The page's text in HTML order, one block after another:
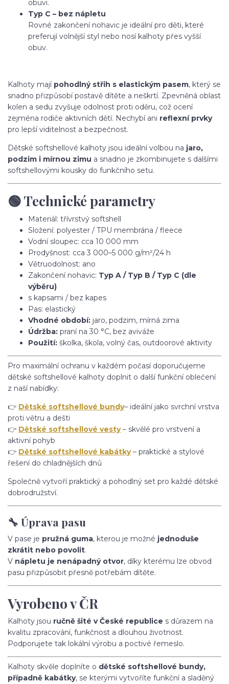
obuvi.
Typ C – bez nápletu
Rovné zakončení nohavic je ideální pro děti, které
preferují volnější styl nebo nosí kalhoty přes vyšší
obuv.
Kalhoty mají pohodlný střih s elastickým pasem, který se
snadno přizpůsobí postavě dítěte a neškrtí. Zpevněná oblast
kolen a sedu zvyšuje odolnost proti oděru, což ocení
zejména rodiče aktivních dětí. Nechybí ani reflexní prvky
pro lepší viditelnost a bezpečnost.
Dětské softshellové kalhoty jsou ideální volbou na jaro,
podzim i mírnou zimu a snadno je zkombinujete s dalšími
softshellovými kousky do funkčního setu.
🟢 Technické parametry
Materiál: třívrstvý softshell
Složení: polyester / TPU membrána / fleece
Vodní sloupec: cca 10 000 mm
Prodyšnost: cca 3 000–5 000 g/m²/24 h
Větruodolnost: ano
Zakončení nohavic: Typ A / Typ B / Typ C (dle
výběru)
s kapsami / bez kapes
Pas: elastický
Vhodné období: jaro, podzim, mírná zima
Údržba: praní na 30 °C, bez aviváže
Použití: školka, škola, volný čas, outdoorové aktivity
Pro maximální ochranu v každém počasí doporučujeme
dětské softshellové kalhoty doplnit o další funkční oblečení
z naší nabídky:
👉 Dětské softshellové bundy– ideální jako svrchní vrstva
proti větru a dešti
👉 Dětské softshellové vesty– skvělé pro vrstvení a
aktivní pohyb
👉 Dětské softshellové kabátky– praktické a stylové
řešení do chladnějších dnů
Společně vytvoří praktický a pohodlný set pro každé dětské
dobrodružství.
🔧 Úprava pasu
V pase je pružná guma, kterou je možné jednoduše
zkrátit nebo povolit.
V nápletu je nenápadný otvor, díky kterému lze obvod
pasu přizpůsobit přesně potřebám dítěte.
Vyrobeno v ČR
Kalhoty jsou ručně šité v České republice s důrazem na
kvalitu zpracování, funkčnost a dlouhou životnost.
Podporujete tak lokální výrobu a poctivé řemeslo.
Kalhoty skvěle doplníte o dětské softshellové bundy,
případně kabátky, se kterými vytvoříte funkční a sladěný